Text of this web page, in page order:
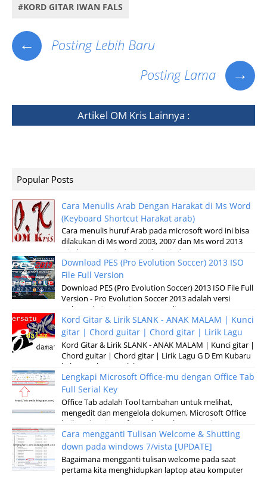
#KORD GITAR IWAN FALS
←
Posting Lebih Baru
Posting Lama
→
Artikel OM KrisLainnya :
Popular Posts
Cara Menulis Arab Dengan Harakat di Ms Word
(Keyboard Shortcut Harakat arab)
Cara menulis huruf Arab pada microsoft word ini bisa
dilakukan di Ms word 2003, 2007 dan Ms word 2013
windows XP, Windows 7 dan windows v...
Download PES (Pro Evolution Soccer) 2013 ISO
File Full Version
Download PES (Pro Evolution Soccer) 2013 ISO File Full
Version - Pro Evolution Soccer 2013 adalah versi
terbaru dari permainan pertandinga...
Kord Gitar & Lirik SLANK - ANAK MALAM | Kunci
gitar | Chord guitar | Chord gitar | Lirik Lagu
Kord Gitar & Lirik SLANK - ANAK MALAM | Kunci gitar |
Chord guitar | Chord gitar | Lirik Lagu G D Em Kubaru
keluar malam Setelah sun...
Lengkapi Microsoft Office-mu dengan Office Tab
Full Serial Key
Office Tab adalah Tool tambahan untuk melihat,
mengedit dan mengelola dokumen, Microsoft Office
baik pada microsoft Word, Excel, Powerpoint...
Cara mengganti Tulisan Welcome & Shutting
down pada windows 7/vista [UPDATE]
Bagaimana mengganti tulisan welcome pada saat
pertama kita menghidupkan laptop atau komputer